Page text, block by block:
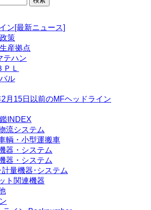
ン[最新ニュース]
策
産拠点
テハン
ＰＬ
ル
月15日以前のMFヘッドライン
INDEX
流システム
輌・小型運搬車
器・システム
器・システム
計量機器･システム
ト関連機器